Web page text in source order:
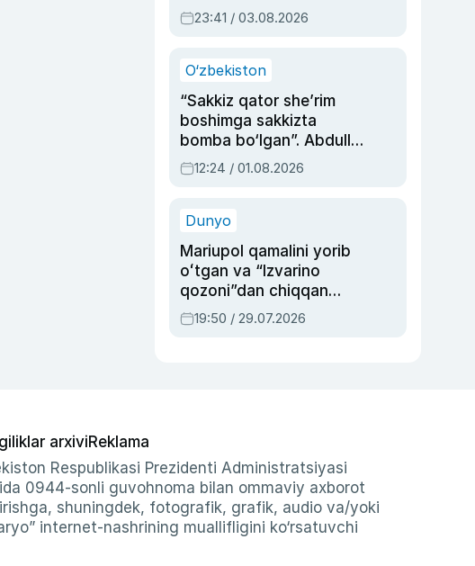
ayolga sud hukmi o‘qildi
23:41 / 03.08.2026
O‘zbekiston
“Sakkiz qator she’rim
boshimga sakkizta
bomba bo‘lgan”. Abdulla
Oripovni siyosiy
ayblovlardan asrab
12:24 / 01.08.2026
Dunyo
Mariupol qamalini yorib
oʻtgan va “Izvarino
qozoni”dan chiqqan
qahramon — Ukraina
armiyasi bosh
19:50 / 29.07.2026
arxiviReklama
Respublikasi Prezidenti Administratsiyasi
0944-sonli guvohnoma bilan ommaviy axborot
shuningdek, fotografik, grafik, audio va/yoki
internet-nashrining muallifligini ko‘rsatuvchi